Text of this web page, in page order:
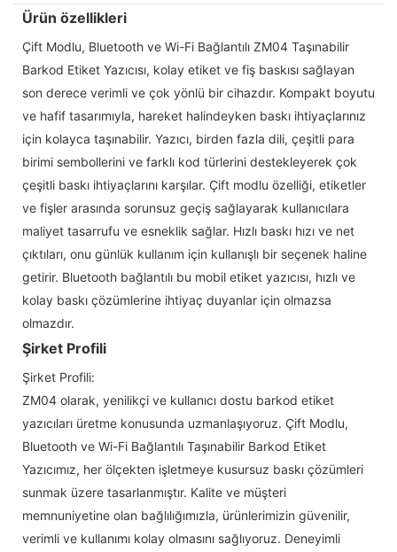
Ürün özellikleri
Çift Modlu, Bluetooth ve Wi-Fi Bağlantılı ZM04 Taşınabilir
Barkod Etiket Yazıcısı, kolay etiket ve fiş baskısı sağlayan
son derece verimli ve çok yönlü bir cihazdır. Kompakt boyutu
ve hafif tasarımıyla, hareket halindeyken baskı ihtiyaçlarınız
için kolayca taşınabilir. Yazıcı, birden fazla dili, çeşitli para
birimi sembollerini ve farklı kod türlerini destekleyerek çok
çeşitli baskı ihtiyaçlarını karşılar. Çift modlu özelliği, etiketler
ve fişler arasında sorunsuz geçiş sağlayarak kullanıcılara
maliyet tasarrufu ve esneklik sağlar. Hızlı baskı hızı ve net
çıktıları, onu günlük kullanım için kullanışlı bir seçenek haline
getirir. Bluetooth bağlantılı bu mobil etiket yazıcısı, hızlı ve
kolay baskı çözümlerine ihtiyaç duyanlar için olmazsa
olmazdır.
Şirket Profili
Şirket Profili:
ZM04 olarak, yenilikçi ve kullanıcı dostu barkod etiket
yazıcıları üretme konusunda uzmanlaşıyoruz. Çift Modlu,
Bluetooth ve Wi-Fi Bağlantılı Taşınabilir Barkod Etiket
Yazıcımız, her ölçekten işletmeye kusursuz baskı çözümleri
sunmak üzere tasarlanmıştır. Kalite ve müşteri
memnuniyetine olan bağlılığımızla, ürünlerimizin güvenilir,
verimli ve kullanımı kolay olmasını sağlıyoruz. Deneyimli